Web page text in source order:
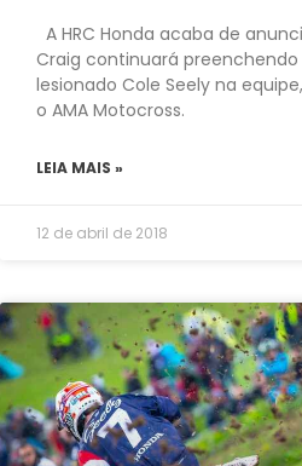
A HRC Honda acaba de
Craig continuará
lesionado Cole Seely na
o AMA Motocross.
LEIA MAIS »
12 de abril de 2018